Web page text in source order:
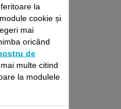
la
cookie și
mai
oricând
de
multe citind
la modulele